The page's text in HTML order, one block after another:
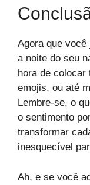
Agora que
a noite do seu
hora de
emojis, ou até
Lembre-se, o
o sentimento
transformar
inesquecível
Ah, e se você